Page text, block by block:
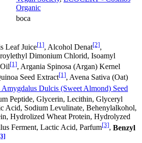
Organic
boca
Leaf Juice[1], Alcohol Denat[2],
Dimonium Chlorid, Isoamyl
[1], Argania Spinosa (Argan) Kernel
Seed Extract[1], Avena Sativa (Oat)
Amygdalus Dulcis (Sweet Almond) Seed
Peptide, Glycerin, Lecithin, Glyceryl
Acid, Sodium Levulinate, Behenylalkohol,
Hydrolized Wheat Protein, Hydrolyzed
Ferment, Lactic Acid, Parfum[3], Benzyl